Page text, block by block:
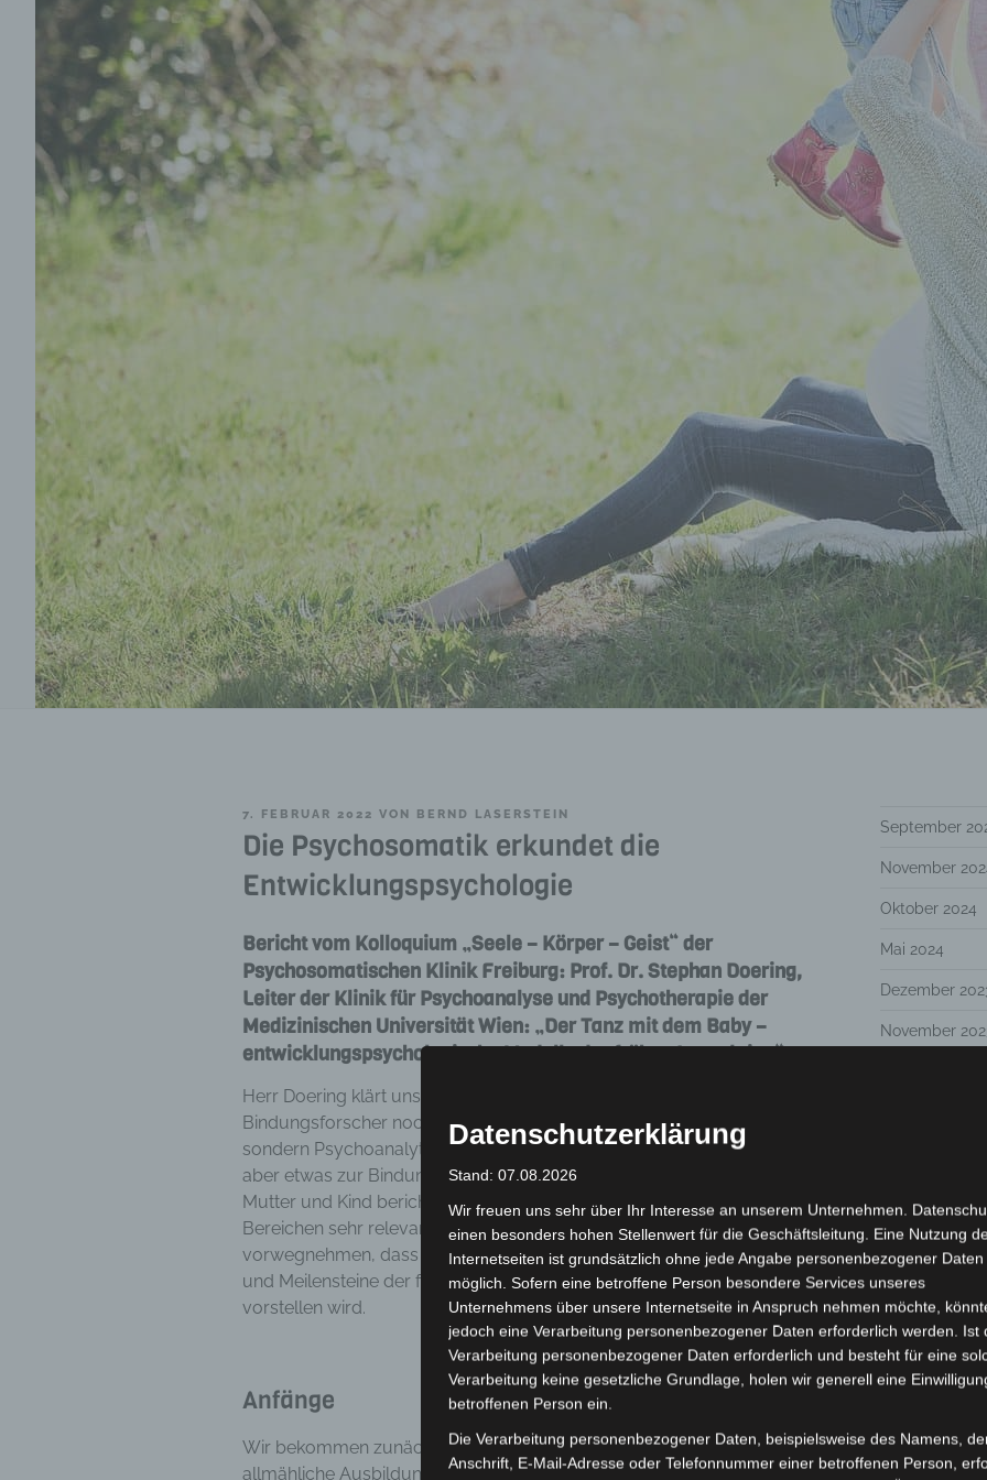
VERÖFFENTLICHT
7. FEBRUAR 2022 VON BERND LASERSTEIN
Die Psychosomatik erkundet die
Entwicklungspsychologie
Bericht vom Kolloquium „Seele – Körper – Geist“ der
Psychosomatischen Klinik Freiburg: Prof. Dr. Stephan Doering,
Leiter der Klinik für Psychoanalyse und Psychotherapie der
Medizinischen Universität Wien: „Der Tanz mit dem Baby –
entwicklungspsychologische Modelle der frühen Interaktion“
Herr Doering klärt uns zu Beginn darüber auf, dass er weder
Bindungsforscher noch Kinder- und Jugendpsychotherapeut ist,
sondern Psychoanalytiker und Psychotherapieforscher. Er möchte uns
aber etwas zur Bindungsforschung und zur Interaktion zwischen
Mutter und Kind berichten, weil die Forschungsergebnisse aus diesen
Bereichen sehr relevant für die Psychotherapie sind. Ich kann
vorwegnehmen, dass Herr Doering uns die historische Entwicklung
und Meilensteine der frühkindlichen Entwicklungspsychologie
vorstellen wird.
Anfänge
Wir bekommen zunächst ein Diagramm präsentiert. Es stellt die
allmähliche Ausbildung eines psychischen Raums beim
September
November
Oktober 2024
Mai 2024
Dezember
November
November
Mai 2022
Februar 2022
November
Datenschutzerklärung
Stand: 07.08.2026
Wir freuen uns sehr über Ihr Interesse an unserem Unternehmen.
einen besonders hohen Stellenwert für die Geschäftsleitung. Eine Nutzung
Internetseiten ist grundsätzlich ohne jede Angabe personenbezogener Daten
möglich. Sofern eine betroffene Person besondere Services unseres
Unternehmens über unsere Internetseite in Anspruch nehmen möchte,
jedoch eine Verarbeitung personenbezogener Daten erforderlich werden. Ist
Verarbeitung personenbezogener Daten erforderlich und besteht für eine
Verarbeitung keine gesetzliche Grundlage, holen wir generell eine
betroffenen Person ein.
Die Verarbeitung personenbezogener Daten, beispielsweise des Namens,
Anschrift, E-Mail-Adresse oder Telefonnummer einer betroffenen Person,